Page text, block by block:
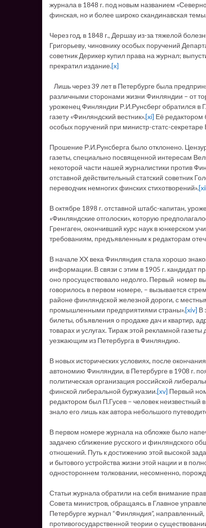
журнала в 1848 г. под новым названием
финская, но и более широко скандинавская
Через год, в 1848 г., Дершау из-за тяжелой
Григорьеву, чиновнику особых поручений
советник Дерикер купил права на журнал;
прекратил издание.[x]
Лишь через 39 лет в Петербурге была
различными сторонами жизни Финляндии – от
уроженец Финляндии Р.И.Рунсберг обратился в
газету «Финляндский вестник».[xi] Её редактором
особых поручений при министр-статс-
Прошение Р.И.Рунсберга было отклонено.
газеты, специально посвященной интересам
некоторой части нашей журналистики против
отставной действительный статский советник
переводчик немногих финских стихотворений».
В октябре 1898 г. отставной штабс-капитан,
«Финляндские отголоски», которую
Гренгаген, окончивший курс наук в юнкерском
требованиям, предъявленным к редакторам
В начале XX века Финляндия стала хорошо
информации. В связи с этим в 1905 г. кандидат
оно просуществовало недолго. Первый номер
говорилось в первом номере, – вызывается
районе финляндской железной дороги, с
промышленными предприятиями страны».[xiv] В
билеты, объявления о продаже дач и квартир,
товарах и услугах. Тираж этой рекламной
уезжающим из Петербурга в Финляндию.
В новых исторических условиях, после
автономию Финляндии, в Петербурге в 1908 г.
политическая организация российской
финской либеральной буржуазии.[xv] Первый
редактором был П.Гусев – человек неизвестный
знало его лишь как автора небольшого
В первом номере журнала на обложке было
задачею сближение русского и финляндского
отношений. Путь к достижению этой высокой
и бытового устройства жизни этой нации и в
одностороннем толковании, несомненно,
Статьи журнала обратили на себя внимание
Совета министров, обращаясь в Главное
Петербурге журнал “Финляндия”,
противогосударственной теории о